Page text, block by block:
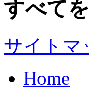
すべて
サイトマ
Home